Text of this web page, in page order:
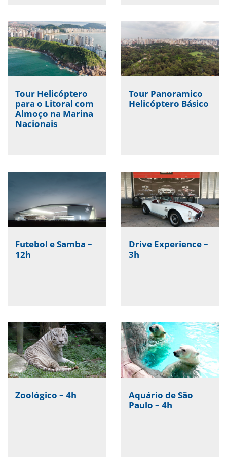
Tour Helicóptero
para o Litoral com
Almoço na Marina
Nacionais
Tour Panoramico
Helicóptero Básico
Futebol e Samba –
12h
Drive Experience –
3h
Zoológico – 4h
Aquário de São
Paulo – 4h